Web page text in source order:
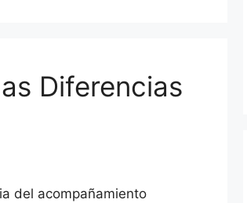
Diferencias
del acompañamiento